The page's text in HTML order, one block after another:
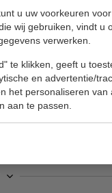
u uw voorkeuren
wij gebruiken, vindt u
verwerken.
te klikken, geeft u
en advertentie/
het personaliseren
aan te passen.
druk
zijden te gebruiken.